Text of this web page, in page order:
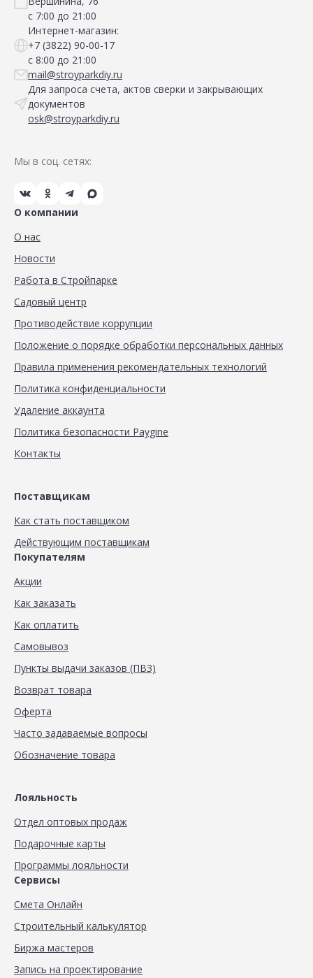
с 7:00 до 21:00
Интернет-магазин:
+7 (3822) 90-00-17
с 8:00 до 21:00
mail@stroyparkdiy.ru
Для запроса счета, актов сверки и закрывающих
документов
osk@stroyparkdiy.ru
Мы в соц. сетях:
О компании
О нас
Новости
Работа в Стройпарке
Садовый центр
Противодействие коррупции
Положение о порядке обработки персональных данных
Правила применения рекомендательных технологий
Политика конфиденциальности
Удаление аккаунта
Политика безопасности Paygine
Контакты
Поставщикам
Как стать поставщиком
Действующим поставщикам
Покупателям
Акции
Как заказать
Как оплатить
Самовывоз
Пункты выдачи заказов (ПВЗ)
Возврат товара
Оферта
Часто задаваемые вопросы
Обозначение товара
Лояльность
Отдел оптовых продаж
Подарочные карты
Программы лояльности
Сервисы
Смета Онлайн
Строительный калькулятор
Биржа мастеров
Запись на проектирование